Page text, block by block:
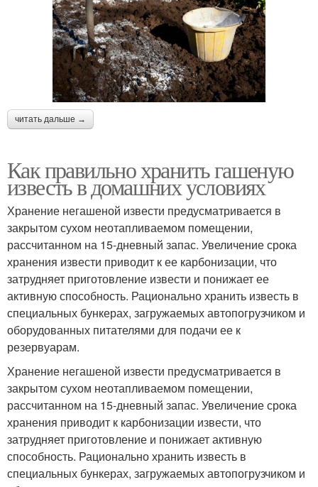
читать дальше →
Как правильно хранить гашеную
известь в домашних условиях
Хранение негашеной извести предусматривается в
закрытом сухом неотапливаемом помещении,
рассчитанном на 15-дневный запас. Увеличение срока
хранения извести приводит к ее карбонизации, что
затрудняет приготовление извести и понижает ее
активную способность. Рационально хранить известь в
специальных бункерах, загружаемых автопогрузчиком и
оборудованных питателями для подачи ее к
резервуарам.
Хранение негашеной извести предусматривается в
закрытом сухом неотапливаемом помещении,
рассчитанном на 15-дневный запас. Увеличение срока
хранения приводит к карбонизации извести, что
затрудняет приготовление и понижает активную
способность. Рационально хранить известь в
специальных бункерах, загружаемых автопогрузчиком и